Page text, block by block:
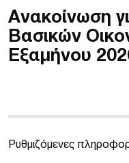
Ανακοίνωση
Βασικών
Εξαμήνου
Ρυθμιζόμενες